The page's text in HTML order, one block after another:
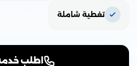
تغطية شاملة
اطلب